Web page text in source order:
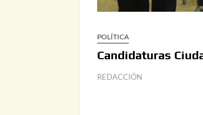
POLÍTICA
Candidaturas
REDACCIÓN